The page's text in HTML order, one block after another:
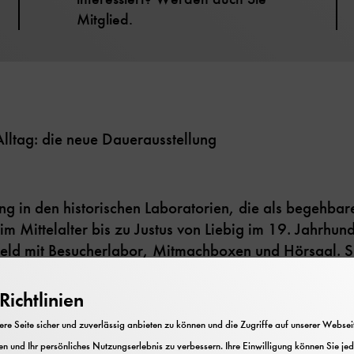
Mitglied.
die neue Dauerausstellung
in den historischen Laboratorien, die als
Mittelalter bis zu Justus von Liebig im 19.
mit Besucherlabor, Mitmachboxen und Hörsaal.
machen viele interaktive Elemente, unter
Seite sicher und zuverlässig anbieten zu können und die Zugriffe auf unserer
und Ihr persönliches Nutzungserlebnis zu verbessern. Ihre Einwilligung können Sie